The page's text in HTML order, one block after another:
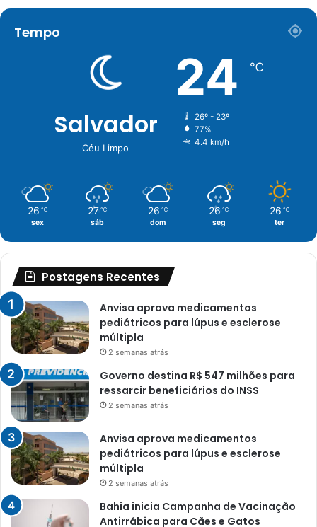
Tempo
Salvador
Céu Limpo
24 ℃
26º - 23º
77%
4.4 km/h
26 ℃
sex
27 ℃
sáb
26 ℃
dom
26 ℃
seg
26 ℃
ter
Postagens Recentes
Anvisa aprova medicamentos
pediátricos para lúpus e esclerose
múltipla
2 semanas atrás
Governo destina R$ 547 milhões para
ressarcir beneficiários do INSS
2 semanas atrás
Anvisa aprova medicamentos
pediátricos para lúpus e esclerose
múltipla
2 semanas atrás
Bahia inicia Campanha de Vacinação
Antirrábica para Cães e Gatos